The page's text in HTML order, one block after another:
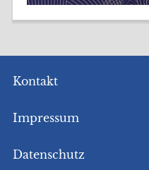
Kontakt
Impressum
Datenschutz